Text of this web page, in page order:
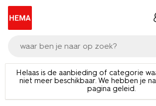
waar ben je naar op zoek?
Helaas is de aanbieding of categorie
niet meer beschikbaar. We hebben je
pagina geleid.